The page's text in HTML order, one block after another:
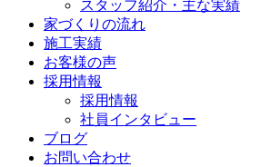
スタッフ紹介・主な実績
家づくりの流れ
施工実績
お客様の声
採用情報
採用情報
社員インタビュー
ブログ
お問い合わせ